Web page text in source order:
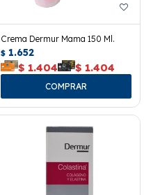
Crema Dermur Mama 150 Ml.
$ 1.652
$ 1.404 $ 1.404